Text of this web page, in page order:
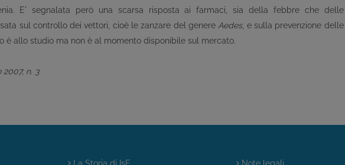
E' segnalata però una scarsa risposta ai farmaci, sia della febbre che delle
sul controllo dei vettori, cioè le zanzare del genere Aedes, e sulla prevenzione delle
è allo studio ma non è al momento disponibile sul mercato.
n. 3